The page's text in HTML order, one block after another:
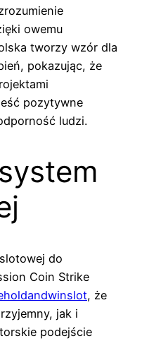
owemu
tworzy wzór dla
pokazując, że
pozytywne
ludzi.
do
Coin Strike
, że
jak i
podejście